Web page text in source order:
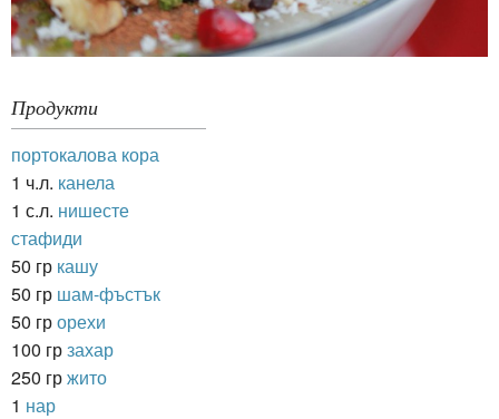
Продукти
портокалова кора
1 ч.л. канела
1 с.л. нишесте
стафиди
50 гр кашу
50 гр шам-фъстък
50 грорехи
100 грзахар
250 гржито
1 нар